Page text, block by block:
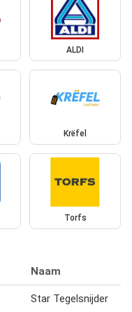
ALDI
Krëfel
Torfs
Naam
Star Tegelsnijder